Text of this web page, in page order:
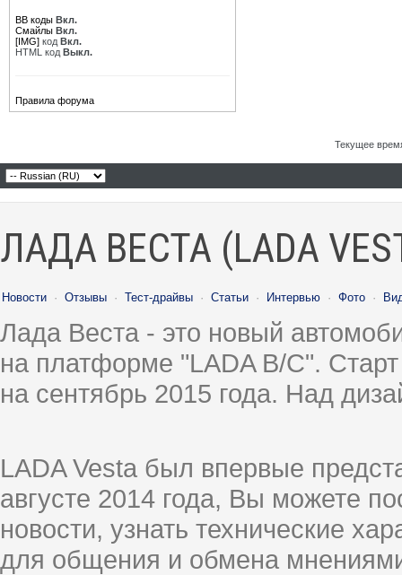
BB коды Вкл.
Смайлы Вкл.
[IMG] код Вкл.
HTML код Выкл.
Правила форума
Текущее
ЛАДА ВЕСТА (LADA
Новости · Отзывы · Тест-драйвы · Статьи · Интервью · Фото ·
Лада Веста - это новый
на платформе "LADA B/C".
на сентябрь 2015 года. Над
LADA Vesta был впервые
августе 2014 года, Вы можете
новости, узнать технические
для общения и обмена